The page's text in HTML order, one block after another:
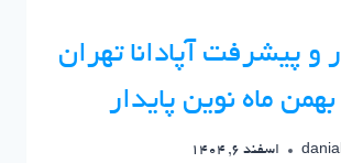
و پیشرفت آپادانا تهران
ماه نوین پایدار
اسفند 6, 1404